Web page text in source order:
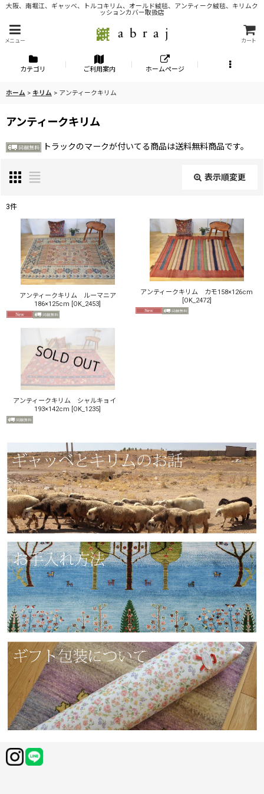
大阪、南堀江、ギャッベ、トルコキリム、オールド絨毯、アンティーク絨毯、キリムク
ッションカバー取扱店
メニュー カート
カテゴリ ご利用案内 ホームページ
ホーム > キリム > アンティークキリム
アンティークキリム
トラックのマークが付いてる商品は送料無料商品です。
表示順変更
表示数
並び順:
3件
アンティークキリム ルーマニア
186×125cm [OK_2453]
アンティークキリム カモ158×126cm
[OK_2472]
アンティークキリム シャルキョイ
193×142cm
OK_1235